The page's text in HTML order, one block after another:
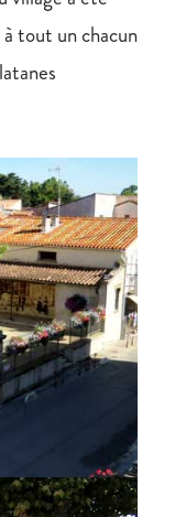
tout un chacun